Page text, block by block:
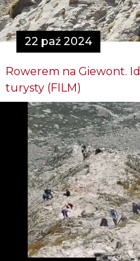
22 paź 2024
Rowerem na Giewont.
turysty (FILM)